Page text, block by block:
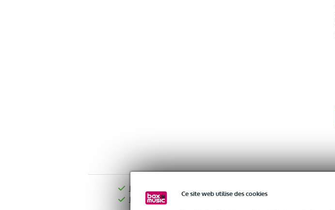
Ce site web utilise des cookies
Livraison offerte dès 99 €*
Retours gratuits